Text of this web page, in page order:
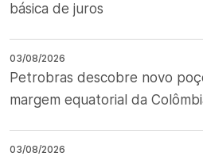
básica de juros
03/08/2026
Petrobras descobre novo
margem equatorial da
03/08/2026